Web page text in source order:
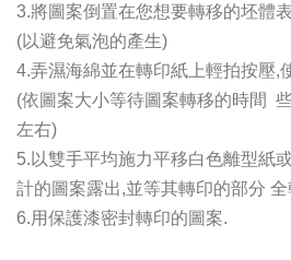
3.將圖案倒置在您想要轉移的坯體
(以避免氣泡的產生)
4.弄濕海綿並在轉印紙上輕拍按壓,
(依圖案大小等待圖案轉移的時間
左右)
5.以雙手平均施力平移白色離型紙
計的圖案露出,並等其轉印的部分
6.用保護漆密封轉印的圖案.